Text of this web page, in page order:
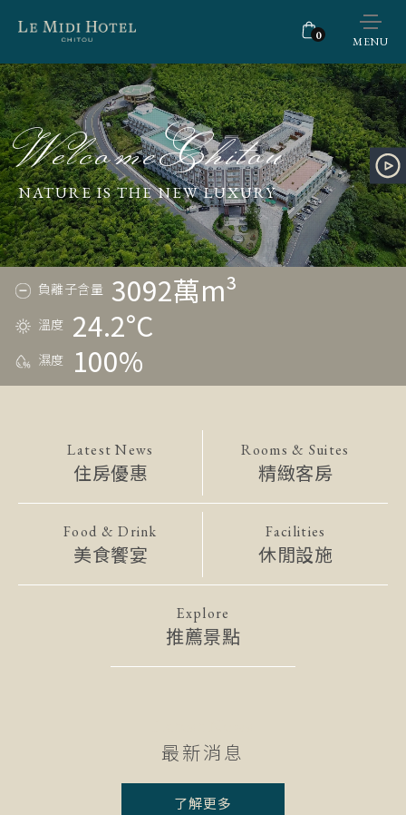
0 MENU
WelcomeChitou
NATURE IS THE NEW LUXURY
負離子含量 3092萬m³
溫度 24.2°C
濕度 100%
Latest News
住房優惠
Rooms & Suites
精緻客房
Food & Drink
美食饗宴
Facilities
休閒設施
Explore
推薦景點
最新消息
了解更多